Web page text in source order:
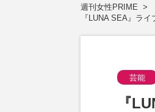
週刊女性PRIME
『LUNA SEA』ラ
芸能
『